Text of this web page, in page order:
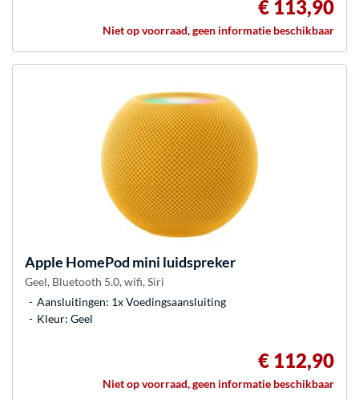
€ 113,90
Niet op voorraad, geen informatie beschikbaar
Apple HomePod mini luidspreker
Geel, Bluetooth 5.0, wifi, Siri
Aansluitingen: 1x Voedingsaansluiting
Kleur: Geel
€ 112,90
Niet op voorraad, geen informatie beschikbaar